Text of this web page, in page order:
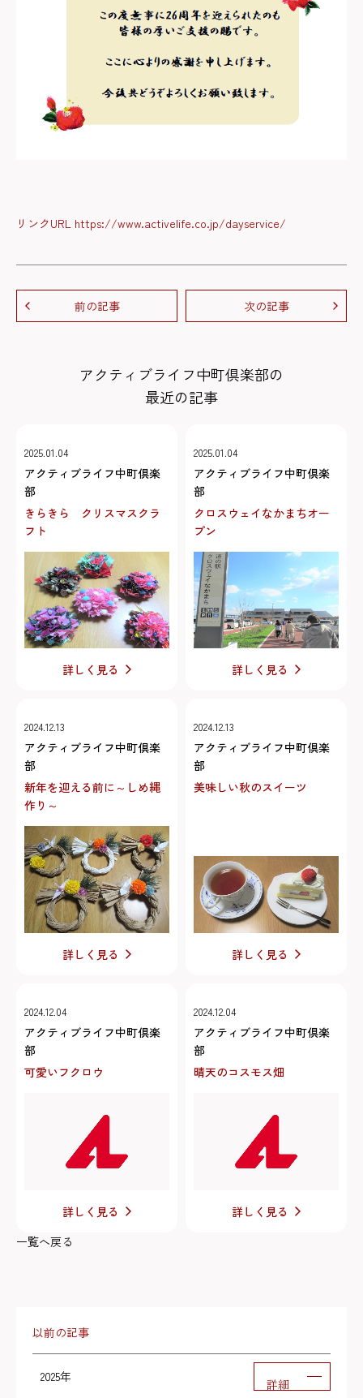
リンクURL https://www.activelife.co.jp/dayservice/
前の記事 次の記事
アクティブライフ中町倶楽部の
最近の記事
2025.01.04
アクティブライフ中町倶楽
部
きらきら クリスマスクラ
フト
詳しく見る
2025.01.04
アクティブライフ中町倶楽
部
クロスウェイなかまちオー
プン
詳しく見る
2024.12.13
アクティブライフ中町倶楽
部
新年を迎える前に～しめ縄
作り～
詳しく見る
2024.12.13
アクティブライフ中町倶楽
部
美味しい秋のスイーツ
詳しく見る
2024.12.04
アクティブライフ中町倶楽
部
可愛いフクロウ
詳しく見る
2024.12.04
アクティブライフ中町倶楽
部
晴天のコスモス畑
詳しく見る
一覧へ戻る
以前の記事
2025年 詳細